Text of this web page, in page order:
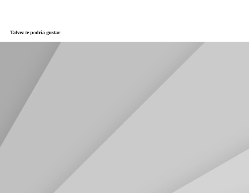
Talvez te podria gustar